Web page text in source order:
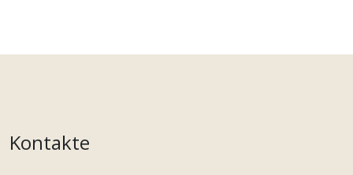
Kontakte